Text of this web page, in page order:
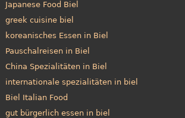
Japanese Food Biel
greek cuisine biel
koreanisches Essen in Biel
Pauschalreisen in Biel
China Spezialitäten in Biel
internationale spezialitäten in biel
Biel Italian Food
gut bürgerlich essen in biel